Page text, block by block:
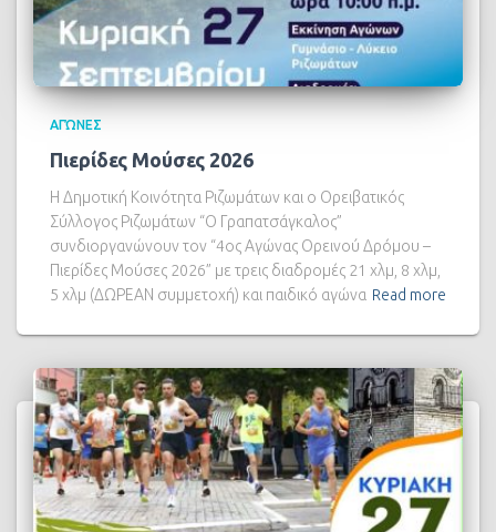
ΑΓΏΝΕΣ
Πιερίδες Μούσες 2026
Η Δημοτική Κοινότητα Ριζωμάτων και ο Ορειβατικός
Σύλλογος Ριζωμάτων “Ο Γραπατσάγκαλος”
συνδιοργανώνουν τον “4ος Αγώνας Ορεινού Δρόμου –
Πιερίδες Μούσες 2026” με τρεις διαδρομές 21 χλμ, 8 χλμ,
5 χλμ (ΔΩΡΕΑΝ συμμετοχή) και παιδικό αγώνα Read more